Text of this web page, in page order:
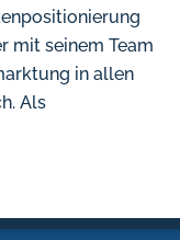
mit seinem Team
in allen
Als